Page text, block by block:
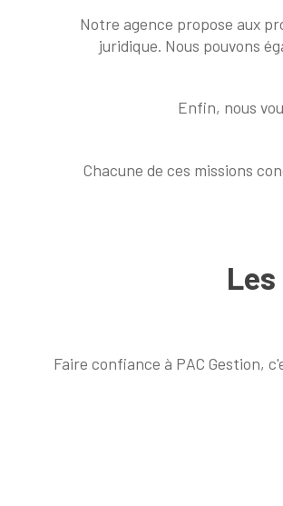
Notre agence propose aux
juridique. Nous pouvons
Enfin, nous
Chacune de ces missions
Faire confiance à PAC Gestion,